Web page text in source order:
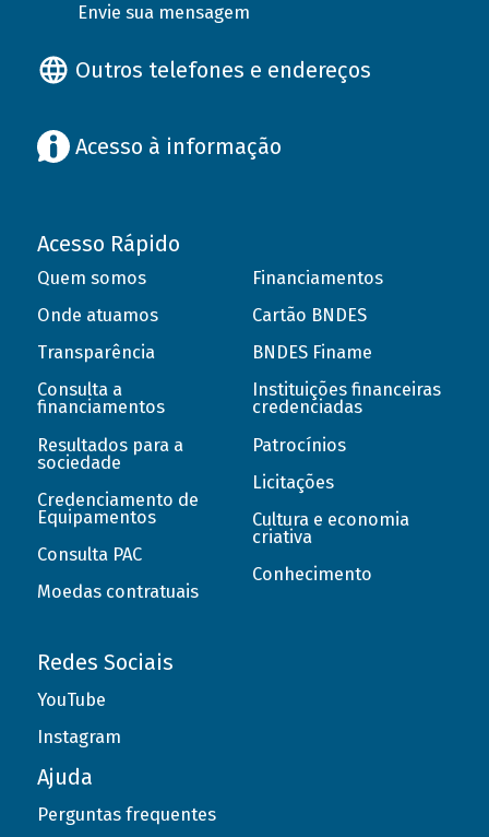
Envie sua mensagem
Outros telefones e endereços
Acesso à informação
Acesso Rápido
Quem somos
Onde atuamos
Transparência
Consulta a
financiamentos
Resultados para a
sociedade
Credenciamento de
Equipamentos
Consulta PAC
Moedas contratuais
Financiamentos
Cartão BNDES
BNDES Finame
Instituições financeiras
credenciadas
Patrocínios
Licitações
Cultura e economia
criativa
Conhecimento
Redes Sociais
YouTube
Instagram
Ajuda
Perguntas frequentes